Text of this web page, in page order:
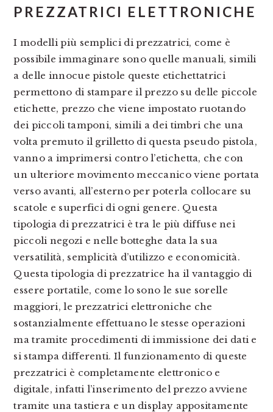
PREZZATRICI ELETTRONICHE
I modelli più semplici di prezzatrici, come è
possibile immaginare sono quelle manuali, simili
a delle innocue pistole queste etichettatrici
permettono di stampare il prezzo su delle piccole
etichette, prezzo che viene impostato ruotando
dei piccoli tamponi, simili a dei timbri che una
volta premuto il grilletto di questa pseudo pistola,
vanno a imprimersi contro l’etichetta, che con
un ulteriore movimento meccanico viene portata
verso avanti, all’esterno per poterla collocare su
scatole e superfici di ogni genere. Questa
tipologia di prezzatrici è tra le più diffuse nei
piccoli negozi e nelle botteghe data la sua
versatilità, semplicità d’utilizzo e economicità.
Questa tipologia di prezzatrice ha il vantaggio di
essere portatile, come lo sono le sue sorelle
maggiori, le prezzatrici elettroniche che
sostanzialmente effettuano le stesse operazioni
ma tramite procedimenti di immissione dei dati e
si stampa differenti. Il funzionamento di queste
prezzatrici è completamente elettronico e
digitale, infatti l’inserimento del prezzo avviene
tramite una tastiera e un display appositamente